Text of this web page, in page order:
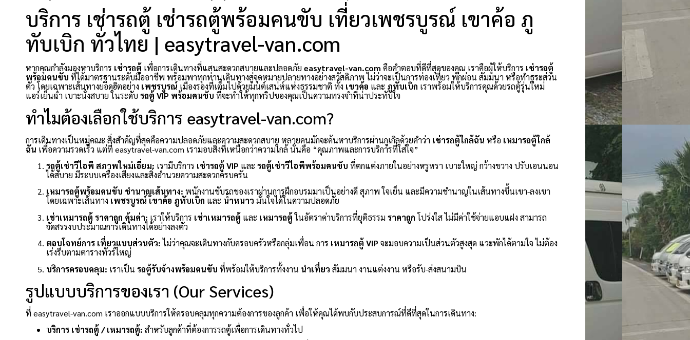
บริการ เช่ารถตู้ เช่ารถตู้พร้อมคนขับ เที่ยวเพชรบูรณ์ เขาค้อ ภู
ทับเบิก ทั่วไทย | easytravel-van.com
หากคุณกำลังมองหาบริการ เช่ารถตู้ เพื่อการเดินทางที่แสนสะดวกสบายและปลอดภัย easytravel-van.com คือคำตอบที่ดีที่สุดของคุณ เราคือผู้ให้บริการ เช่ารถตู้
พร้อมคนขับ ที่ได้มาตรฐานระดับมืออาชีพ พร้อมพาทุกท่านเดินทางสู่จุดหมายปลายทางอย่างสวัสดิภาพ ไม่ว่าจะเป็นการท่องเที่ยว พักผ่อน สัมมนา หรือทำธุระส่วน
ตัว โดยเฉพาะเส้นทางยอดฮิตอย่าง เพชรบูรณ์ เมืองรองที่เต็มไปด้วยมนต์เสน่ห์แห่งธรรมชาติ ทั้ง เขาค้อ และ ภูทับเบิก เราพร้อมให้บริการคุณด้วยรถตู้รุ่นใหม่
แอร์เย็นฉ่ำ เบาะนั่งสบาย ในระดับ รถตู้ VIP พร้อมคนขับ ที่จะทำให้ทุกทริปของคุณเป็นความทรงจำที่น่าประทับใจ
ทำไมต้องเลือกใช้บริการ easytravel-van.com?
การเดินทางเป็นหมู่คณะ สิ่งสำคัญที่สุดคือความปลอดภัยและความสะดวกสบาย หลายคนมักจะค้นหาบริการผ่านกูเกิลด้วยคำว่า เช่ารถตู้ใกล้ฉัน หรือ เหมารถตู้ใกล้
ฉัน เพื่อความรวดเร็ว แต่ที่ easytravel-van.com เรามอบสิ่งที่เหนือกว่าความใกล้ นั่นคือ “คุณภาพและการบริการที่ใส่ใจ”
รถตู้เช่าวีไอพี สภาพใหม่เอี่ยม: เรามีบริการ เช่ารถตู้ VIP และ รถตู้เช่าวีไอพีพร้อมคนขับ ที่ตกแต่งภายในอย่างหรูหรา เบาะใหญ่ กว้างขวาง ปรับเอนนอน
ได้สบาย มีระบบเครื่องเสียงและสิ่งอำนวยความสะดวกครบครัน
เหมารถตู้พร้อมคนขับ ชำนาญเส้นทาง: พนักงานขับรถของเราผ่านการฝึกอบรมมาเป็นอย่างดี สุภาพ ใจเย็น และมีความชำนาญในเส้นทางขึ้นเขา-ลงเขา
โดยเฉพาะเส้นทาง เพชรบูรณ์ เขาค้อ ภูทับเบิก และ น้ำหนาว มั่นใจได้ในความปลอดภัย
เช่าเหมารถตู้ ราคาถูก คุ้มค่า: เราให้บริการ เช่าเหมารถตู้ และ เหมารถตู้ในอัตราค่าบริการที่ยุติธรรม ราคาถูกโปร่งใส ไม่มีค่าใช้จ่ายแอบแฝง สามารถ
จัดสรรงบประมาณการเดินทางได้อย่างลงตัว
ตอบโจทย์การ เที่ยวแบบส่วนตัว:ไม่ว่าคุณจะเดินทางกับครอบครัวหรือกลุ่มเพื่อน การ เหมารถตู้ VIP จะมอบความเป็นส่วนตัวสูงสุด แวะพักได้ตามใจ ไม่ต้อง
เร่งรีบตามตารางทัวร์ใหญ่
บริการครอบคลุม: เราเป็น รถตู้รับจ้างพร้อมคนขับ ที่พร้อมให้บริการทั้งงาน นำเที่ยว สัมมนา งานแต่งงาน หรือรับ-ส่งสนามบิน
รูปแบบบริการของเรา (Our Services)
ที่ easytravel-van.com เราออกแบบบริการให้ครอบคลุมทุกความต้องการของลูกค้า เพื่อให้คุณได้พบกับประสบการณ์ที่ดีที่สุดในการเดินทาง:
บริการ เช่ารถตู้ / เหมารถตู้: สำหรับลูกค้าที่ต้องการรถตู้เพื่อการเดินทางทั่วไป